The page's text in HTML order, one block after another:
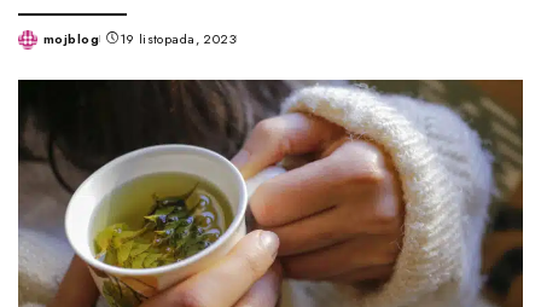
Postedmojblog 19 listopada, 2023